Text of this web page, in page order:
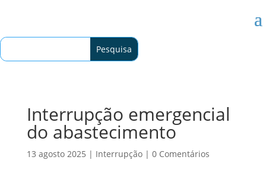
Interrupção emergencial
do abastecimento
13 agosto 2025 | Interrupção| 0 Comentários